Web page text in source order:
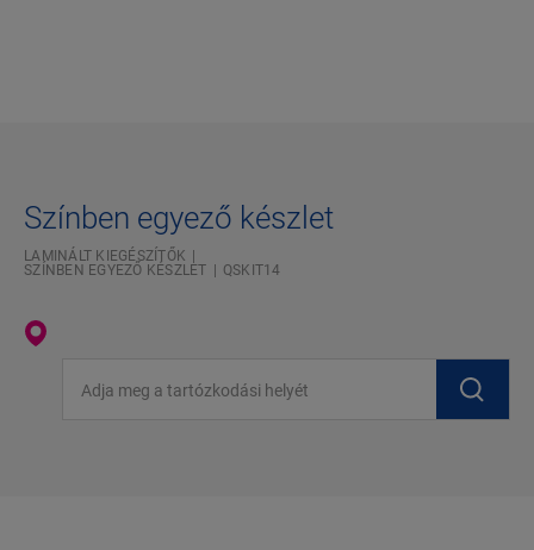
Színben egyező készlet
LAMINÁLT KIEGÉSZÍTŐK
SZÍNBEN EGYEZŐ KÉSZLET
QSKIT14